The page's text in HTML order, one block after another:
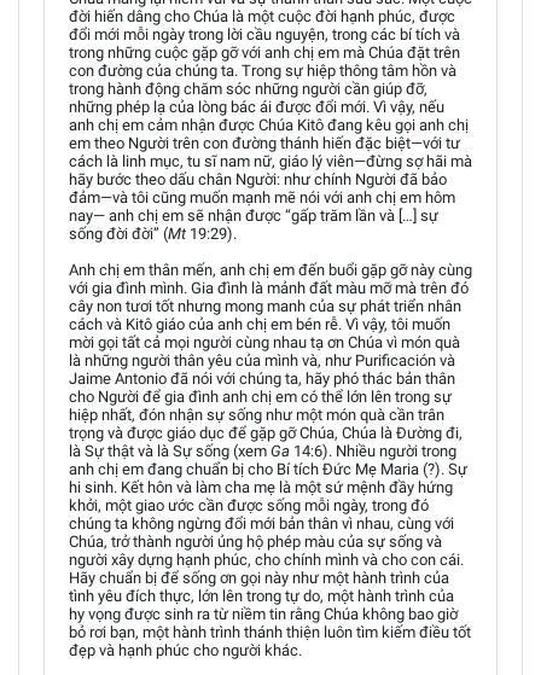
đời hiến dâng cho Chúa là một cuộc đời hạnh phúc, được
đổi mới mỗi ngày trong lời cầu nguyện, trong các bí tích và
trong những cuộc gặp gỡ với anh chị em mà Chúa đặt trên
con đường của chúng ta. Trong sự hiệp thông tâm hồn và
trong hành động chăm sóc những người cần giúp đỡ,
những phép lạ của lòng bác ái được đổi mới. Vì vậy, nếu
anh chị em cảm nhận được Chúa Kitô đang kêu gọi anh chị
em theo Người trên con đường thánh hiến đặc biệt—với tư
cách là linh mục, tu sĩ nam nữ, giáo lý viên—đừng sợ hãi mà
hãy bước theo dấu chân Người: như chính Người đã bảo
đảm—và tôi cũng muốn mạnh mẽ nói với anh chị em hôm
nay— anh chị em sẽ nhận được “gấp trăm lần và […] sự
sống đời đời” (Mt 19:29).
Anh chị em thân mến, anh chị em đến buổi gặp gỡ này cùng
với gia đình mình. Gia đình là mảnh đất màu mỡ mà trên đó
cây non tươi tốt nhưng mong manh của sự phát triển nhân
cách và Kitô giáo của anh chị em bén rễ. Vì vậy, tôi muốn
mời gọi tất cả mọi người cùng nhau tạ ơn Chúa vì món quà
là những người thân yêu của mình và, như Purificación và
Jaime Antonio đã nói với chúng ta, hãy phó thác bản thân
cho Người để gia đình anh chị em có thể lớn lên trong sự
hiệp nhất, đón nhận sự sống như một món quà cần trân
trọng và được giáo dục để gặp gỡ Chúa, Chúa là Đường đi,
là Sự thật và là Sự sống (xem Ga 14:6). Nhiều người trong
anh chị em đang chuẩn bị cho Bí tích Đức Mẹ Maria (?). Sự
hi sinh. Kết hôn và làm cha mẹ là một sứ mệnh đầy hứng
khởi, một giao ước cần được sống mỗi ngày, trong đó
chúng ta không ngừng đổi mới bản thân vì nhau, cùng với
Chúa, trở thành người ủng hộ phép màu của sự sống và
người xây dựng hạnh phúc, cho chính mình và cho con cái.
Hãy chuẩn bị để sống ơn gọi này như một hành trình của
tình yêu đích thực, lớn lên trong tự do, một hành trình của
hy vọng được sinh ra từ niềm tin rằng Chúa không bao giờ
bỏ rơi bạn, một hành trình thánh thiện luôn tìm kiếm điều tốt
đẹp và hạnh phúc cho người khác.